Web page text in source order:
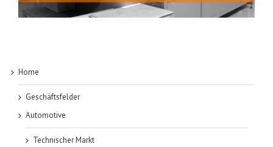
Home
Geschäftsfelder
Automotive
Technischer Markt